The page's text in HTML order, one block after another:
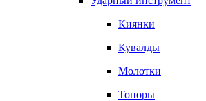
Киянки
Кувалды
Молотки
Топоры